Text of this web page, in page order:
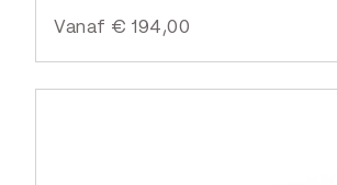
Vanaf € 194,00